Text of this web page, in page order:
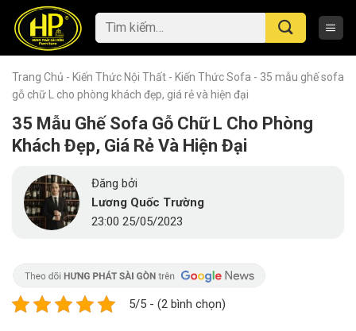
content
Tìm
kiếm:
Trang Chủ - Kiến Thức Nội Thất - Kiến Thức Sofa - 35 mẫu ghế sofa
gỗ chữ L cho phòng khách đẹp, giá rẻ và hiện đại
35 Mẫu Ghế Sofa Gỗ Chữ L Cho Phòng
Khách Đẹp, Giá Rẻ Và Hiện Đại
Đăng bởi
Lương Quốc Trường
23:00 25/05/2023
5/5 - (2 bình chọn)